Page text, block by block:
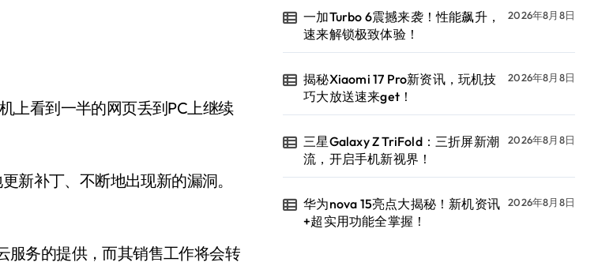
新补丁、不断地出现新的漏洞。
服务的提供，而其销售工作将会转
一加Turbo 6震撼来袭！性能飙升，
速来解锁极致体验！
2026年8月8日
揭秘Xiaomi 17 Pro新资讯，玩机技
巧大放送速来get！
2026年8月8日
三星Galaxy Z TriFold：三折屏新潮
流，开启手机新视界！
2026年8月8日
华为nova 15亮点大揭秘！新机资讯
+超实用功能全掌握！
2026年8月8日